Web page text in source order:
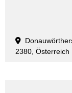
2380, Österreich